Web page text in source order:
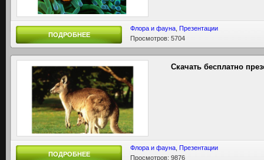
ПОДРОБНЕЕ
Флора и фауна Презентации
Просмотров: 5704
Скачать бесплатно
ПОДРОБНЕЕ
Флора и фауна Презентации
Просмотров: 9876